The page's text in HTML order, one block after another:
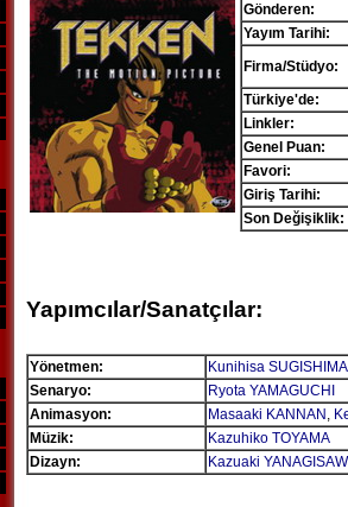
Gönderen:
Yayım Tarihi:
Firma/Stüdyo:
Türkiye'de:
Linkler:
Genel Puan:
Favori:
Giriş Tarihi:
Son Değişiklik:
Yapımcılar/Sanatçılar:
Yönetmen:
Kunihisa SUGISHIMA
Senaryo:
Ryota YAMAGUCHI
Animasyon:
Masaaki KANNAN ,
Müzik:
Kazuhiko TOYAMA
Dizayn:
Kazuaki